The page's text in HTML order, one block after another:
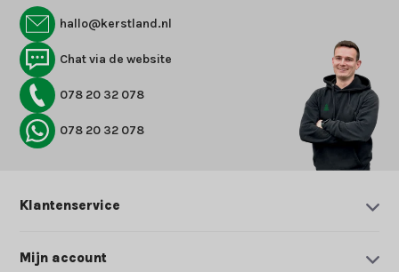
hallo@kerstland.nl
Chat via de website
078 20 32 078
078 20 32 078
Klantenservice
Mijn account